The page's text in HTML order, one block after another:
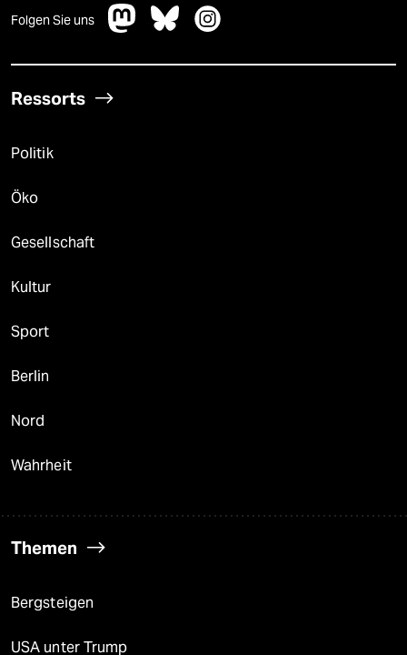
Folgen Sie uns
Ressorts
Politik
Öko
Gesellschaft
Kultur
Sport
Berlin
Nord
Wahrheit
Themen
Bergsteigen
USA unter Trump